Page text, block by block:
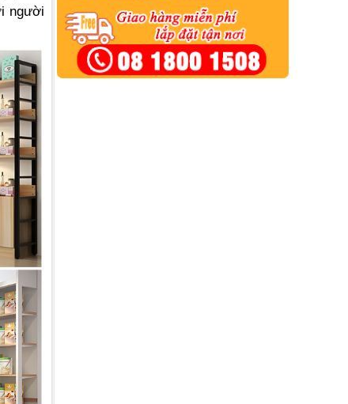
người